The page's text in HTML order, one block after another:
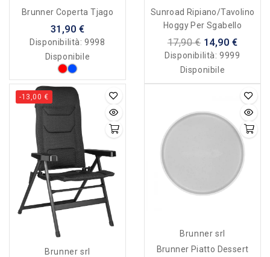
Brunner Coperta Tjago
31,90 €
Disponibilità:9998
Disponibile
Sunroad Ripiano/tavolino
Hoggy Per Sgabello
17,90 € 14,90 €
Disponibilità:9999
Disponibile
-13,00 €
Brunner srl
Brunner srl
Brunner Piatto Dessert